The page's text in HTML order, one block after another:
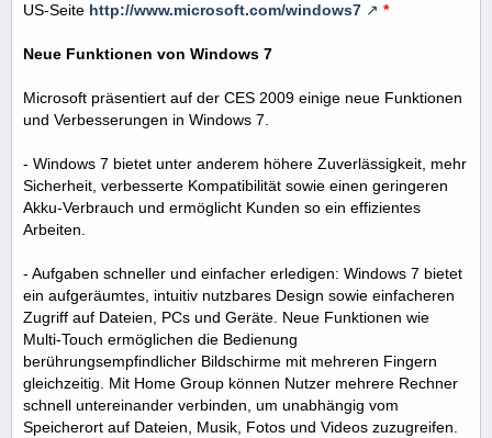
US-Seite http://www.microsoft.com/windows7 *
Neue Funktionen von Windows 7
Microsoft präsentiert auf der CES 2009 einige neue Funktionen
und Verbesserungen in Windows 7.
- Windows 7 bietet unter anderem höhere Zuverlässigkeit, mehr
Sicherheit, verbesserte Kompatibilität sowie einen geringeren
Akku-Verbrauch und ermöglicht Kunden so ein effizientes
Arbeiten.
- Aufgaben schneller und einfacher erledigen: Windows 7 bietet
ein aufgeräumtes, intuitiv nutzbares Design sowie einfacheren
Zugriff auf Dateien, PCs und Geräte. Neue Funktionen wie
Multi-Touch ermöglichen die Bedienung
berührungsempfindlicher Bildschirme mit mehreren Fingern
gleichzeitig. Mit Home Group können Nutzer mehrere Rechner
schnell untereinander verbinden, um unabhängig vom
Speicherort auf Dateien, Musik, Fotos und Videos zuzugreifen.